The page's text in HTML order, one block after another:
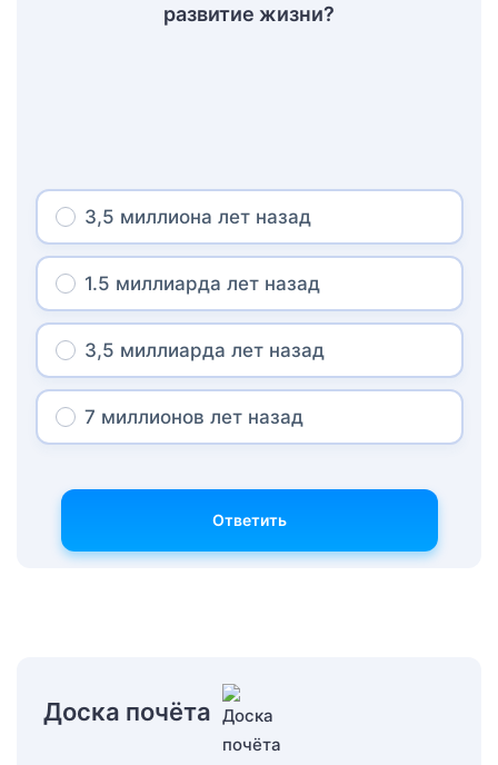
развитие жизни?
3,5 миллиона лет назад
1.5 миллиарда лет назад
3,5 миллиарда лет назад
7 миллионов лет назад
Ответить
Доска почёта